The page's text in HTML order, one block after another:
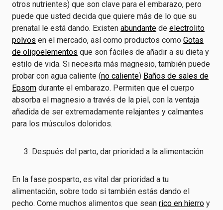
otros nutrientes) que son clave para el embarazo, pero
puede que usted decida que quiere más de lo que su
prenatal le está dando. Existen abundante de electrolito
polvos en el mercado, así como productos como Gotas
de oligoelementos que son fáciles de añadir a su dieta y
estilo de vida. Si necesita más magnesio, también puede
probar con agua caliente (no caliente) Baños de sales de
Epsom durante el embarazo. Permiten que el cuerpo
absorba el magnesio a través de la piel, con la ventaja
añadida de ser extremadamente relajantes y calmantes
para los músculos doloridos.
Después del parto, dar prioridad a la alimentación
En la fase posparto, es vital dar prioridad a tu
alimentación, sobre todo si también estás dando el
pecho. Come muchos alimentos que sean rico en hierro y